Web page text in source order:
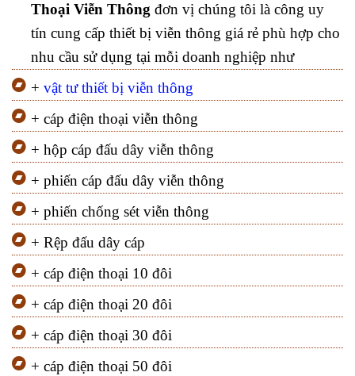
Thoại Viễn Thông đơn vị chúng tôi là công uy
tín cung cấp thiết bị viễn thông giá rẻ phù hợp cho
nhu cầu sử dụng tại mỗi doanh nghiệp như
+ vật tư thiết bị viễn thông
+ cáp điện thoại viễn thông
+ hộp cáp đấu dây viễn thông
+ phiến cáp đấu dây viễn thông
+ phiến chống sét viễn thông
+ Rệp đấu dây cáp
+ cáp điện thoại 10 đôi
+ cáp điện thoại 20 đôi
+ cáp điện thoại 30 đôi
+ cáp điện thoại 50 đôi